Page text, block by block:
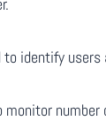
to identify users
monitor number